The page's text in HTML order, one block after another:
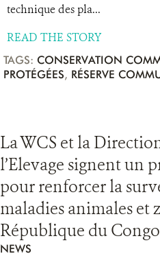
technique des pla...
READ THE STORY
TAGS: CONSERVATION
PROTÉGÉES, RÉSERVE
La WCS et la
l’Elevage signent un
pour renforcer la
maladies animales et
République du Congo
NEWS